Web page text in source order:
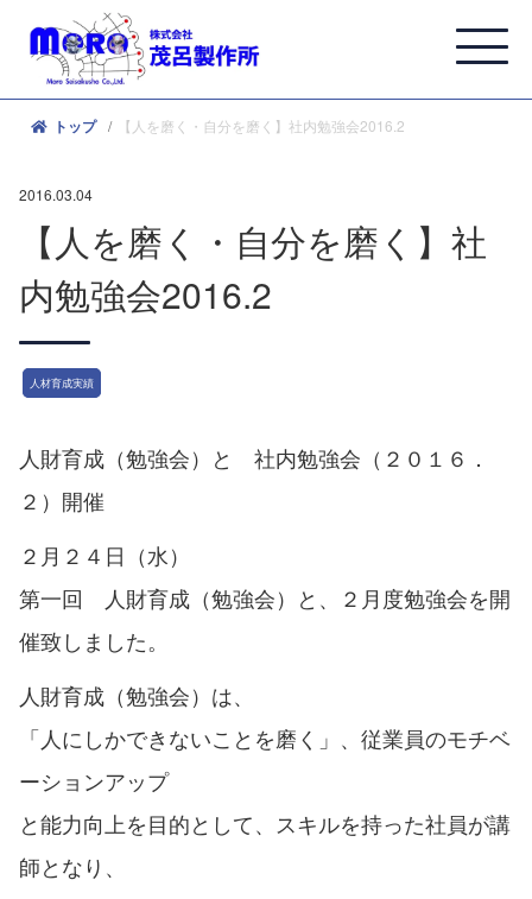
トップ 【人を磨く・自分を磨く】社内勉強会2016.2
2016.03.04
【人を磨く・自分を磨く】社
内勉強会2016.2
人材育成実績
人財育成（勉強会）と 社内勉強会（２０１６．
２）開催
２月２４日（水）
第一回 人財育成（勉強会）と、２月度勉強会を開
催致しました。
人財育成（勉強会）は、
「人にしかできないことを磨く」、従業員のモチベ
ーションアップ
と能力向上を目的として、スキルを持った社員が講
師となり、